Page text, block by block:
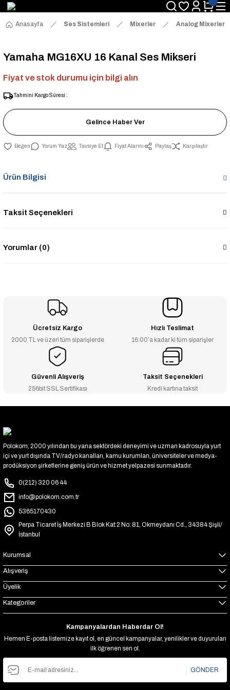
Anasayfa Ses Sistemleri Mixerler Analog Mixerler
Yamaha MG16XU 16 Kanal Ses Mikseri
Fiyat ve stok durumu için bilgi alın
Tahmini Kargo Süresi :
Gelince Haber Ver
Yorum Yaz Tavsiye Et Fiyat Alarmı Paylaş Karşılaştır
Ürün Bilgisi
Taksit Seçenekleri
Yorumlar (0)
Ücretsiz Kargo
2000 TL ve üzeri tüm siparişlerde
Hızlı Teslimat
16:00’a kadar ki tüm siparişler
Güvenli Alışveriş
256bit SSL Sertifikası
Taksit Seçenekleri
Kredi kartına taksit
Polokom, 2000 yılından bu yana sektördeki deneyimi ve uzman kadrosuyla yurt
içi ve yurt dışında TV/radyo kanalları, kamu kurumları, üniversiteler ve medya-
prodüksiyon şirketlerine geniş ürün ve hizmet yelpazesi sunmaktadır.
0(212) 320 06 44
info@polokom.com.tr
5365170430
Perpa Ticaret İş Merkezi B Blok Kat:2 No: 81, Okmeydanı Cd., 34384 Şişli/
İstanbul
Kurumsal
Alışveriş
Üyelik
Kategoriler
Kampanyalardan Haberdar Ol!
Hemen E-posta listemize kayıt ol, en güncel kampanyalar, yenilikler ve duyuruları
ilk öğrenen sen ol.
GÖNDER